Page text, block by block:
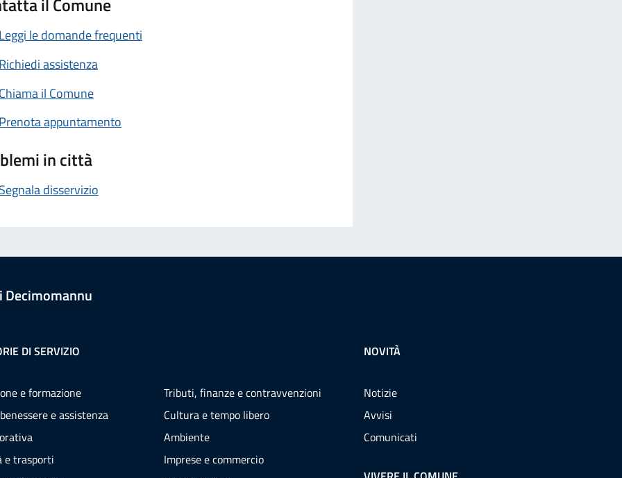
Leggi le domande frequenti
Richiedi assistenza
Chiama il Comune
Prenota appuntamento
in città
Segnala disservizio
Decimomannu
DI SERVIZIO
e formazione
e assistenza
e trasporti
Tributi, finanze e contravvenzioni
Cultura e tempo libero
Ambiente
Imprese e commercio
NOVITÀ
Notizie
Avvisi
Comunicati